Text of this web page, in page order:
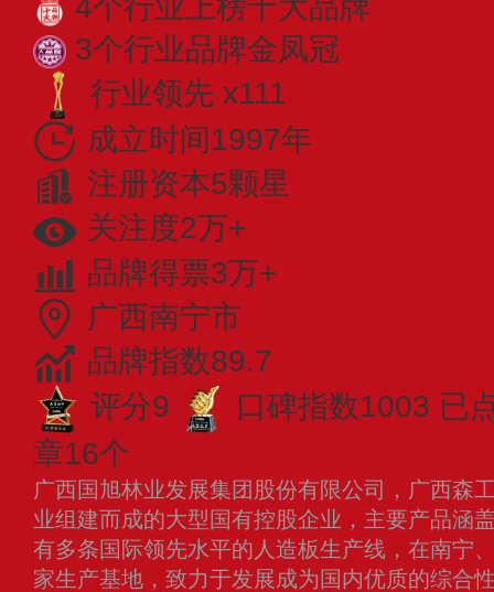
4个行业上榜十大品牌
3个行业品牌金凤冠
行业领先 x111
成立时间1997年
注册资本5颗星
关注度2万+
品牌得票3万+
广西南宁市
品牌指数89.7
评分9
口碑指数1003 已
章16个
广西国旭林业发展集团股份有限公司，广西森
业组建而成的大型国有控股企业，主要产品涵
有多条国际领先水平的人造板生产线，在南宁
家生产基地，致力于发展成为国内优质的综合